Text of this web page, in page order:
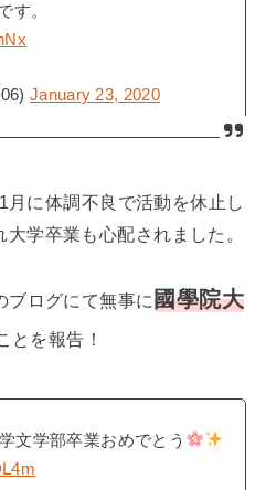
す。
January 23, 2020
に体調不良で活動を休止し
学卒業も心配されました。
ブログにて無事に 國學院大
とを報告！
文学部卒業おめでとう